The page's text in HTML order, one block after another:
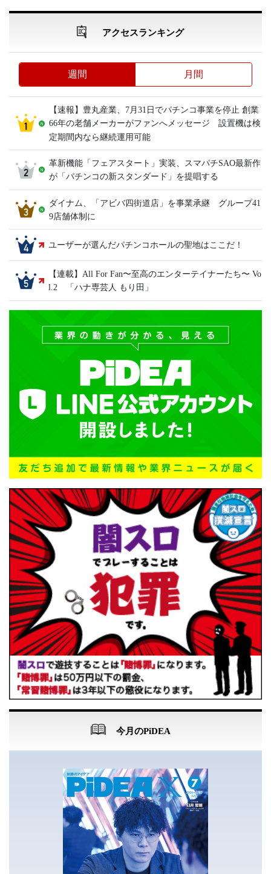
アクセスランキング
週間 月間
【速報】豊丸産業、7月31日でパチンコ事業を停止 創業
66年の老舗メーカーがファンへメッセージ 設置機は検
定期間内なら継続運用可能
革新機能「フェアスタート」実装、スマパチSAO最新作
が「パチンコの新スタンダード」を提唱する
ダイナム、「アビバ四街道店」を事業承継 グループ41
9店舗体制に
ユーザーが選んだパチンコホールの聖地はここだ！
【連載】All For Fan〜至高のエンターテイナーたち〜 Vo
l.2 「ハナ専芸人 もり田」
今月のPiDEA